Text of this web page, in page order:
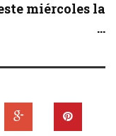
miércoles la
...